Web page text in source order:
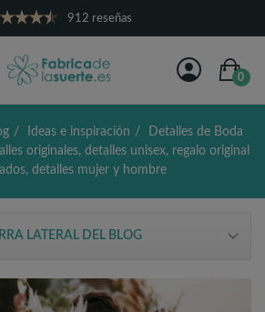
912 reseñas
0
Ideas e inspiración
Detalles de Boda
originales, detalles unisex, regalo original
detalles mujer y hombre
LATERAL DEL BLOG